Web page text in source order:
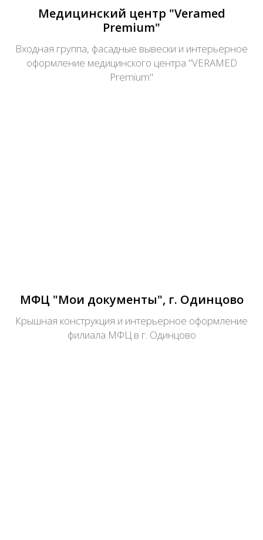
Медицинский центр "Veramed
Premium"
Входная группа, фасадные вывески и интерьерное
оформление медицинского центра "VERAMED
Premium"
МФЦ "Мои документы", г. Одинцово
Крышная конструкция и интерьерное оформление
филиала МФЦ в г. Одинцово